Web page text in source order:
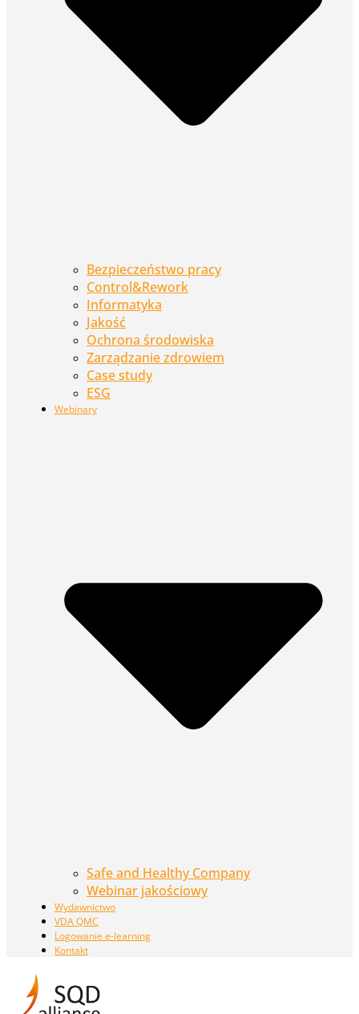
Bezpieczeństwo pracy
Control&Rework
Informatyka
Jakość
Ochrona środowiska
Zarządzanie zdrowiem
Case study
ESG
Webinary
Safe and Healthy Company
Webinar jakościowy
Wydawnictwo
VDA QMC
Logowanie e-learning
Kontakt